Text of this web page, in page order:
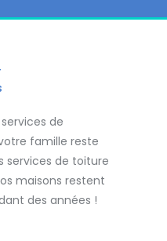
de
famille reste
services de toiture
maisons restent
des années !